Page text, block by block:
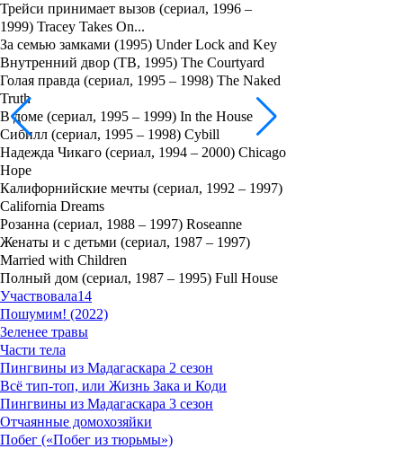
Трейси принимает вызов (сериал, 1996 –
1999) Tracey Takes On...
За семью замками (1995) Under Lock and Key
Внутренний двор (ТВ, 1995) The Courtyard
Голая правда (сериал, 1995 – 1998) The Naked
Truth
В доме (сериал, 1995 – 1999) In the House
Сибилл (сериал, 1995 – 1998) Cybill
Надежда Чикаго (сериал, 1994 – 2000) Chicago
Hope
Калифорнийские мечты (сериал, 1992 – 1997)
California Dreams
Розанна (сериал, 1988 – 1997) Roseanne
Женаты и с детьми (сериал, 1987 – 1997)
Married with Children
Полный дом (сериал, 1987 – 1995) Full House
Участвовала14
Пошумим! (2022)
Зеленее травы
Части тела
Пингвины из Мадагаскара 2 сезон
Всё тип-топ, или Жизнь Зака и Коди
Пингвины из Мадагаскара 3 сезон
Отчаянные домохозяйки
Побег («Побег из тюрьмы»)